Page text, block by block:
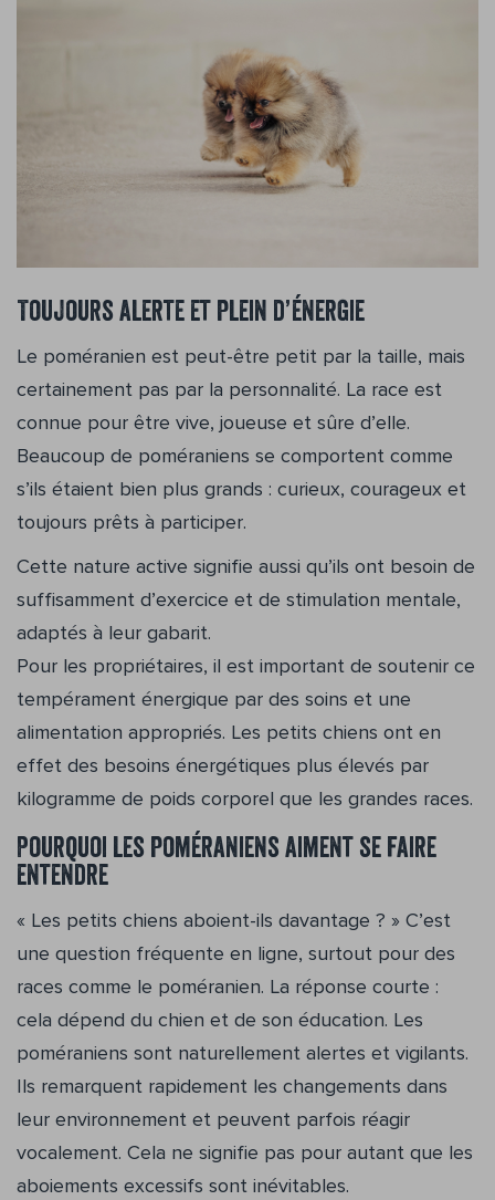
Toujours alerte et plein d’énergie
Le poméranien est peut-être petit par la taille, mais
certainement pas par la personnalité. La race est
connue pour être vive, joueuse et sûre d’elle.
Beaucoup de poméraniens se comportent comme
s’ils étaient bien plus grands : curieux, courageux et
toujours prêts à participer.
Cette nature active signifie aussi qu’ils ont besoin de
suffisamment d’exercice et de stimulation mentale,
adaptés à leur gabarit.
Pour les propriétaires, il est important de soutenir ce
tempérament énergique par des soins et une
alimentation appropriés. Les petits chiens ont en
effet des besoins énergétiques plus élevés par
kilogramme de poids corporel que les grandes races.
Pourquoi les poméraniens aiment se faire
entendre
« Les petits chiens aboient-ils davantage ? » C’est
une question fréquente en ligne, surtout pour des
races comme le poméranien. La réponse courte :
cela dépend du chien et de son éducation. Les
poméraniens sont naturellement alertes et vigilants.
Ils remarquent rapidement les changements dans
leur environnement et peuvent parfois réagir
vocalement. Cela ne signifie pas pour autant que les
aboiements excessifs sont inévitables.